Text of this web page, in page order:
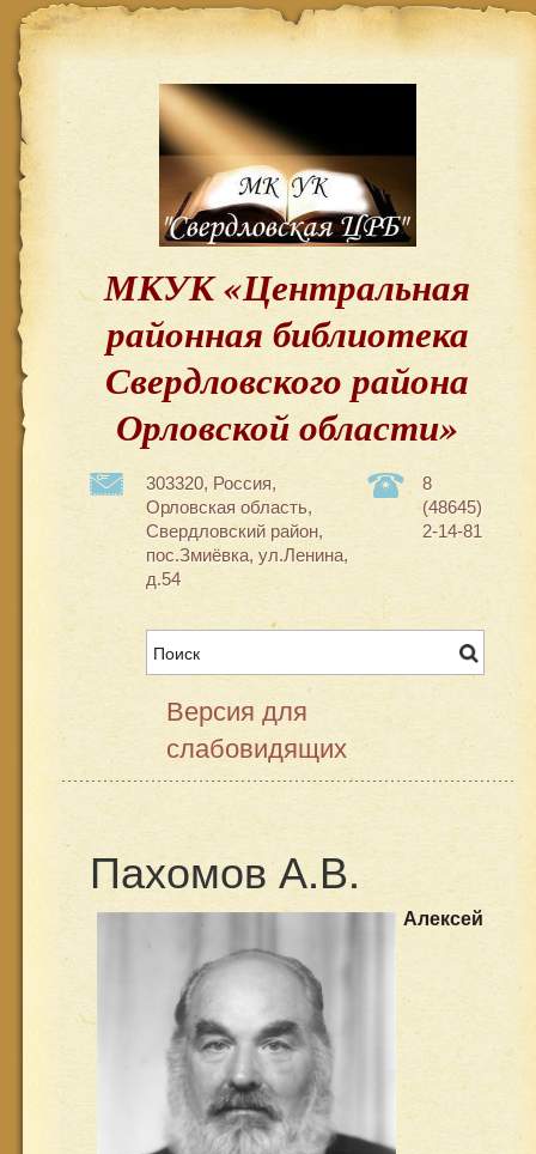
МКУК «Центральная
районная библиотека
Свердловского района
Орловской области»
303320, Россия,
Орловская область,
Свердловский район,
пос.Змиёвка, ул.Ленина,
д.54
8
(48645)
2-14-81
Версия для
слабовидящих
Пахомов А.В.
Алексей